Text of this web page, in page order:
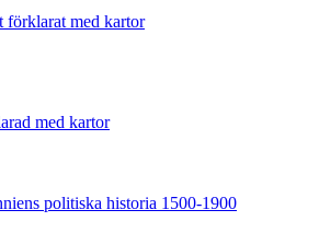
förklarat med kartor
med kartor
politiska historia 1500-1900